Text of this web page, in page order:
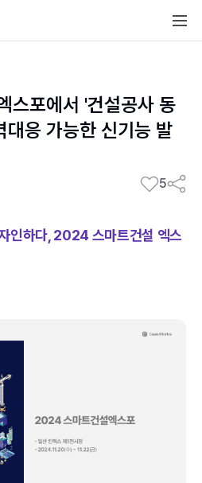
스포에서 '건설공사 동
대응 가능한 신기능 발
5
인하다, 2024 스마트건설 엑스